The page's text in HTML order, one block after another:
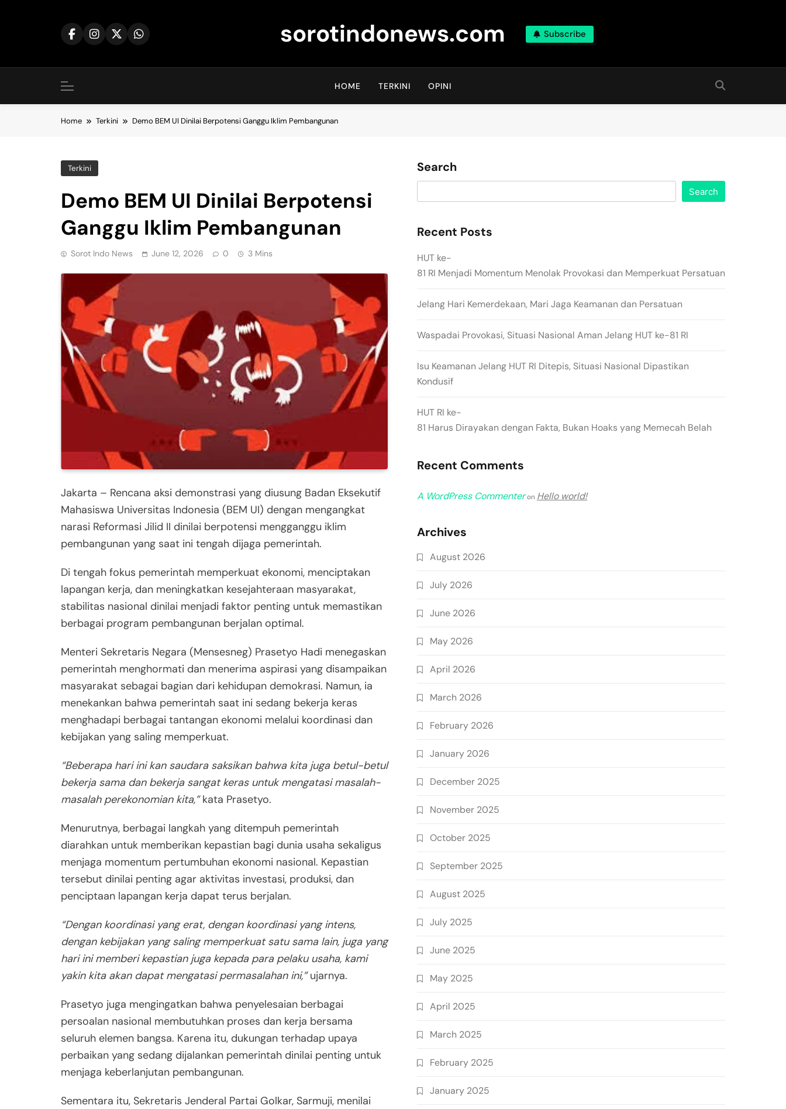
sorotindonews.com Subscribe
HOME TERKINI OPINI
Home Terkini Demo BEM UI Dinilai Berpotensi Ganggu Iklim Pembangunan
Terkini
Demo BEM UI Dinilai Berpotensi
Ganggu Iklim Pembangunan
Sorot Indo News June 12, 2026 0 3 Mins
Jakarta – Rencana aksi demonstrasi yang diusung Badan Eksekutif
Mahasiswa Universitas Indonesia (BEM UI) dengan mengangkat
narasi Reformasi Jilid II dinilai berpotensi mengganggu iklim
pembangunan yang saat ini tengah dijaga pemerintah.
Di tengah fokus pemerintah memperkuat ekonomi, menciptakan
lapangan kerja, dan meningkatkan kesejahteraan masyarakat,
stabilitas nasional dinilai menjadi faktor penting untuk memastikan
berbagai program pembangunan berjalan optimal.
Menteri Sekretaris Negara (Mensesneg) Prasetyo Hadi menegaskan
pemerintah menghormati dan menerima aspirasi yang disampaikan
masyarakat sebagai bagian dari kehidupan demokrasi. Namun, ia
menekankan bahwa pemerintah saat ini sedang bekerja keras
menghadapi berbagai tantangan ekonomi melalui koordinasi dan
kebijakan yang saling memperkuat.
“Beberapa hari ini kan saudara saksikan bahwa kita juga betul-betul
bekerja sama dan bekerja sangat keras untuk mengatasi masalah-
masalah perekonomian kita,”kata Prasetyo.
Menurutnya, berbagai langkah yang ditempuh pemerintah
diarahkan untuk memberikan kepastian bagi dunia usaha sekaligus
menjaga momentum pertumbuhan ekonomi nasional. Kepastian
tersebut dinilai penting agar aktivitas investasi, produksi, dan
penciptaan lapangan kerja dapat terus berjalan.
“Dengan koordinasi yang erat, dengan koordinasi yang intens,
dengan kebijakan yang saling memperkuat satu sama lain, juga yang
hari ini memberi kepastian juga kepada para pelaku usaha, kami
yakin kita akan dapat mengatasi permasalahan ini,”ujarnya.
Prasetyo juga mengingatkan bahwa penyelesaian berbagai
persoalan nasional membutuhkan proses dan kerja bersama
seluruh elemen bangsa. Karena itu, dukungan terhadap upaya
perbaikan yang sedang dijalankan pemerintah dinilai penting untuk
menjaga keberlanjutan pembangunan.
Sementara itu, Sekretaris Jenderal Partai Golkar, Sarmuji, menilai
Search
Search
Recent Posts
HUT ke-
81 RI Menjadi Momentum Menolak Provokasi dan Memperkuat Persatuan
Jelang Hari Kemerdekaan, Mari Jaga Keamanan dan Persatuan
Waspadai Provokasi, Situasi Nasional Aman Jelang HUT ke-81 RI
Isu Keamanan Jelang HUT RI Ditepis, Situasi Nasional Dipastikan
Kondusif
HUT RI ke-
81 Harus Dirayakan dengan Fakta, Bukan Hoaks yang Memecah Belah
Recent Comments
A WordPress Commenteron Hello world!
Archives
August 2026
July 2026
June 2026
May 2026
April 2026
March 2026
February 2026
January 2026
December 2025
November 2025
October 2025
September 2025
August 2025
July 2025
June 2025
May 2025
April 2025
March 2025
February 2025
January 2025